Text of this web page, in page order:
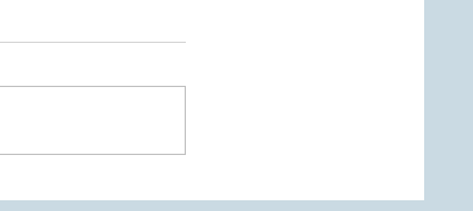
価格改定しました！440坪超